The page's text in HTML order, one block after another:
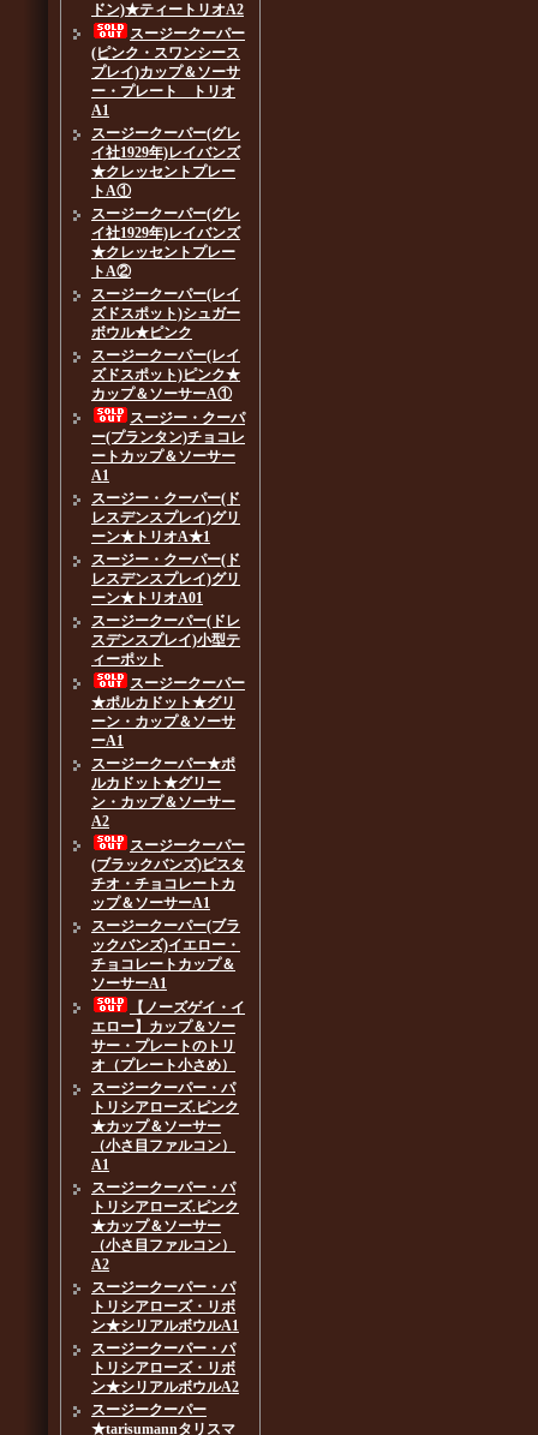
ドン)★ティートリオA2
スージークーパー
(ピンク・スワンシース
プレイ)カップ＆ソーサ
ー・プレート トリオ
A1
スージークーパー(グレ
イ社1929年)レイバンズ
★クレッセントプレー
トA①
スージークーパー(グレ
イ社1929年)レイバンズ
★クレッセントプレー
トA②
スージークーパー(レイ
ズドスポット)シュガー
ボウル★ピンク
スージークーパー(レイ
ズドスポット)ピンク★
カップ＆ソーサーA①
スージー・クーパ
ー(プランタン)チョコレ
ートカップ＆ソーサー
A1
スージー・クーパー(ド
レスデンスプレイ)グリ
ーン★トリオA★1
スージー・クーパー(ド
レスデンスプレイ)グリ
ーン★トリオA01
スージークーパー(ドレ
スデンスプレイ)小型テ
ィーポット
スージークーパー
★ポルカドット★グリ
ーン・カップ＆ソーサ
ーA1
スージークーパー★ポ
ルカドット★グリー
ン・カップ＆ソーサー
A2
スージークーパー
(ブラックバンズ)ピスタ
チオ・チョコレートカ
ップ＆ソーサーA1
スージークーパー(ブラ
ックバンズ)イエロー・
チョコレートカップ＆
ソーサーA1
【ノーズゲイ・イ
エロー】カップ＆ソー
サー・プレートのトリ
オ（プレート小さめ）
スージークーパー・パ
トリシアローズ.ピンク
★カップ＆ソーサー
（小さ目ファルコン）
A1
スージークーパー・パ
トリシアローズ.ピンク
★カップ＆ソーサー
（小さ目ファルコン）
A2
スージークーパー・パ
トリシアローズ・リボ
ン★シリアルボウルA1
スージークーパー・パ
トリシアローズ・リボ
ン★シリアルボウルA2
スージークーパー
★tarisumannタリスマ